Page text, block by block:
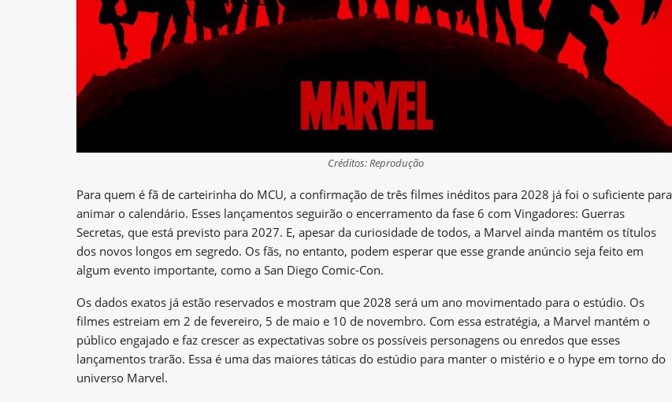
Créditos: Reprodução
Para quem é fã de carteirinha do MCU, a confirmação de três filmes inéditos para 2028 já foi o suficiente para
animar o calendário. Esses lançamentos seguirão o encerramento da fase 6 com Vingadores: Guerras
Secretas, que está previsto para 2027. E, apesar da curiosidade de todos, a Marvel ainda mantém os títulos
dos novos longos em segredo. Os fãs, no entanto, podem esperar que esse grande anúncio seja feito em
algum evento importante, como a San Diego Comic-Con.
Os dados exatos já estão reservados e mostram que 2028 será um ano movimentado para o estúdio. Os
filmes estreiam em 2 de fevereiro, 5 de maio e 10 de novembro. Com essa estratégia, a Marvel mantém o
público engajado e faz crescer as expectativas sobre os possíveis personagens ou enredos que esses
lançamentos trarão. Essa é uma das maiores táticas do estúdio para manter o mistério e o hype em torno do
universo Marvel.